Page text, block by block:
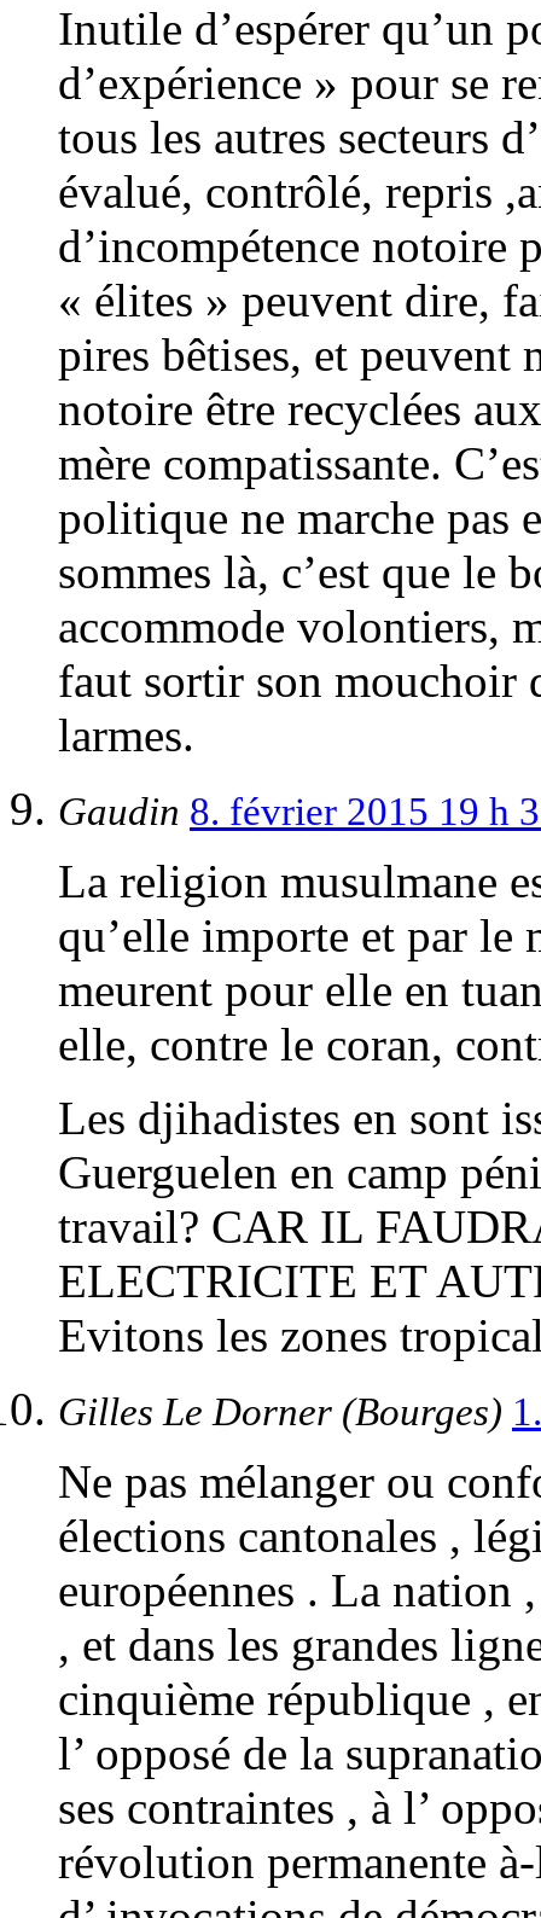
Inutile d’espérer qu’un
d’expérience » pour se
tous les autres secteurs
évalué, contrôlé, repris
d’incompétence notoire
« élites » peuvent dire,
pires bêtises, et peuvent
notoire être recyclées
mère compatissante.
politique ne marche pas
sommes là, c’est que le
accommode volontiers,
faut sortir son mouchoir
larmes.
Gaudin 8. février 2015 19 h
La religion musulmane
qu’elle importe et par le
meurent pour elle en
elle, contre le coran,
Les djihadistes en sont
Guerguelen en camp
travail? CAR IL
ELECTRICITE ET
Evitons les zones
Gilles Le Dorner (Bourges)
Ne pas mélanger ou
élections cantonales ,
européennes . La nation
, et dans les grandes
cinquième république ,
l’ opposé de la
ses contraintes , à l’
révolution permanente